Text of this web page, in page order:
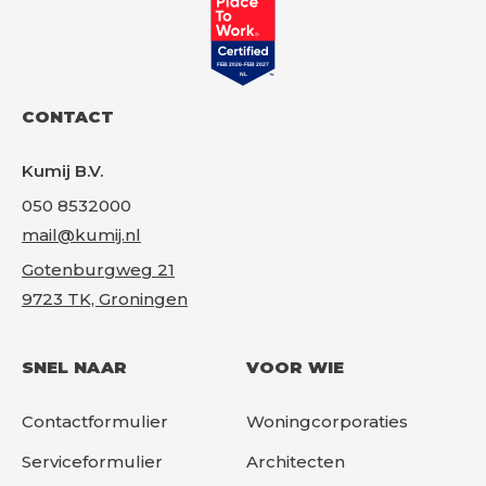
CONTACT
Kumij B.V.
050 8532000
mail@kumij.nl
Gotenburgweg 21
9723 TK, Groningen
SNEL NAAR
Contactformulier
Serviceformulier
VOOR WIE
Woningcorporaties
Architecten